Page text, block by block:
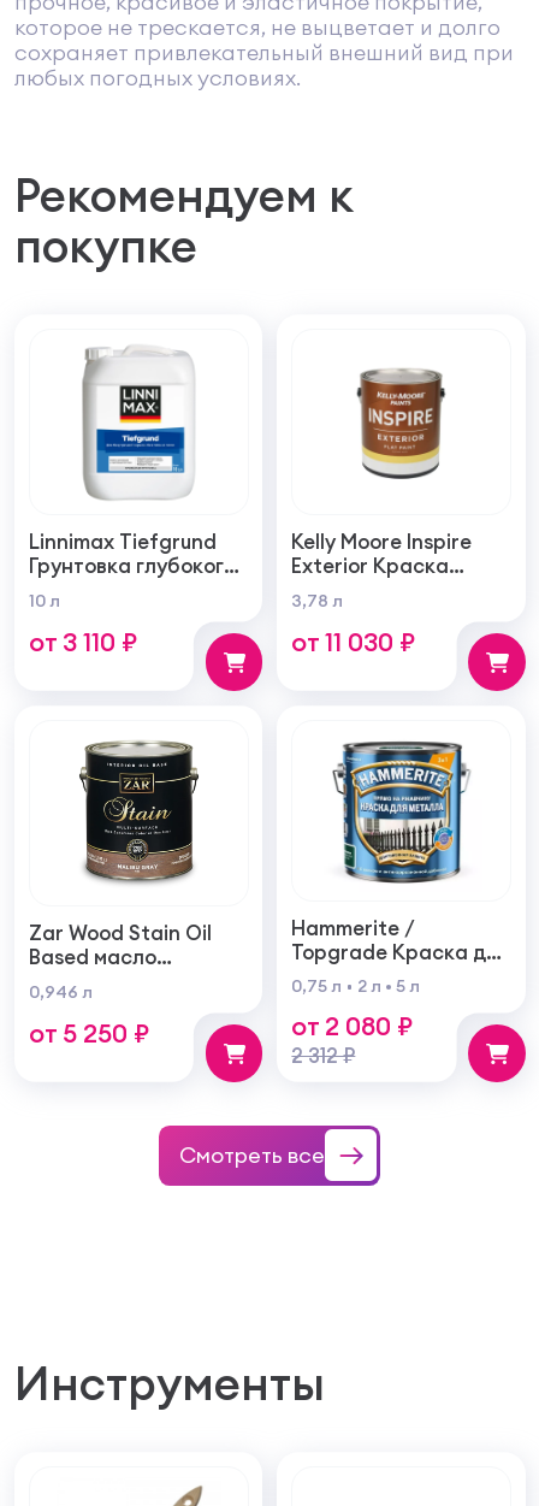
которое не трескается, не выцветает и долго
сохраняет привлекательный внешний вид при
любых погодных условиях.
Рекомендуем к
покупке
Linnimax Tiefgrund
Грунтовка глубокого
проникновения для
внутренних и
наружных работ
10 л
от 3 110 ₽
Kelly Moore Inspire
Exterior Краска
фасадная
самогрунтующаяся
суперукрывистая
3,78 л
от 11 030 ₽
Zar Wood Stain Oil
Based масло
тонирующая по
дереву
0,946 л
от 5 250 ₽
Hammerite /
Topgrade Краска для
металла с
молотковым
эффектом
0,75 л 2 л 5 л
от 2 080 ₽
2 312 ₽
Смотреть все
Инструменты